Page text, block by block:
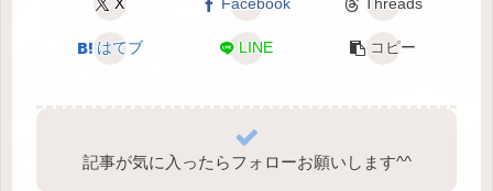
X Facebook Threads
はてブ LINE コピー
記事が気に入ったらフォローお願いします^⁠^⁠